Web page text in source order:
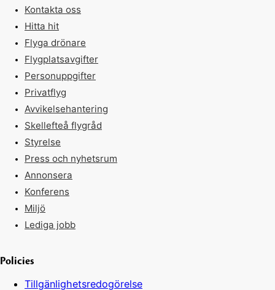
Kontakta oss
Hitta hit
Flyga drönare
Flygplatsavgifter
Personuppgifter
Privatflyg
Avvikelsehantering
Skellefteå flygråd
Styrelse
Press och nyhetsrum
Annonsera
Konferens
Miljö
Lediga jobb
Policies
Tillgänlighetsredogörelse